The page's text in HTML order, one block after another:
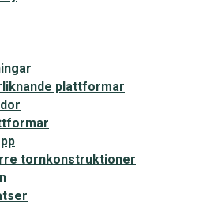
plattformar
tornkonstruktioner